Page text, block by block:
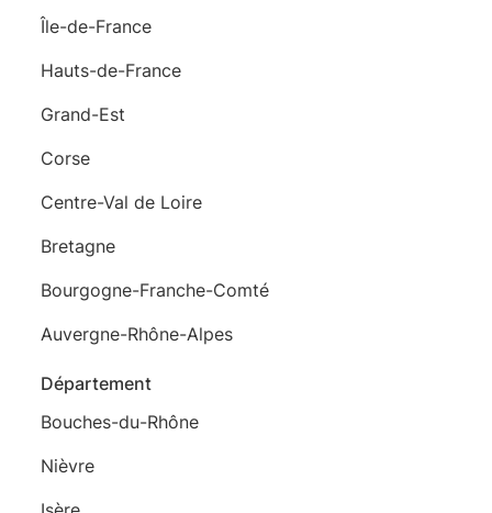
Île-de-France
Hauts-de-France
Grand-Est
Corse
Centre-Val de Loire
Bretagne
Bourgogne-Franche-Comté
Auvergne-Rhône-Alpes
Département
Bouches-du-Rhône
Nièvre